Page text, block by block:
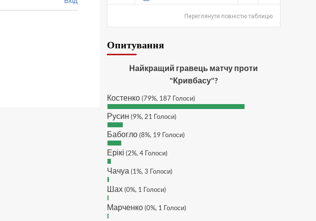
SVAT :Hatsyk, Куди можна
написати в особисті пару
можна на сайт скинути
криптою ltc?
Hatsyk:SVAT, телеграм,
пошта, вайбер, будь де) що
підходить? зараз скину.
SVAT :Hatsyk, Якщо зручно,
то завтра напишу в
інстаграм
Hatsyk : SVAT, без проблем
SVAT :
обмеження кинув в ТГ
DJGycle :Tamada
Makiavelli :
Всім привіт!
живий)
Переглянути повністю таблицю
Опитування
Найкращий гравець матчу проти
"Кривбасу"?
Костенко (79%, 187 Голоси)
Русин (9%, 21 Голоси)
Бабогло (8%, 19 Голоси)
Ерікі (2%, 4 Голоси)
Чачуа (1%, 3 Голоси)
Шах (0%, 1 Голоси)
Марченко (0%, 1 Голоси)